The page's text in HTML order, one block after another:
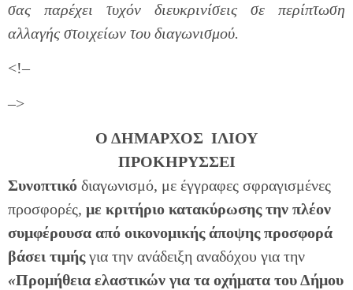
σας παρέχει τυχόν διευκρινίσεις σε περίπτωση
αλλαγής στοιχείων του διαγωνισμού.
<!–
–>
Ο ΔΗΜΑΡΧΟΣ ΙΛΙΟΥ
ΠΡΟΚΗΡΥΣΣΕΙ
Συνοπτικό διαγωνισμό, με έγγραφες σφραγισμένες
προσφορές, με κριτήριο κατακύρωσης την πλέον
συμφέρουσα από οικονομικής άποψης προσφορά
βάσει τιμήςγια την ανάδειξη αναδόχου για την
«Προμήθεια ελαστικών για τα οχήματα του Δήμου